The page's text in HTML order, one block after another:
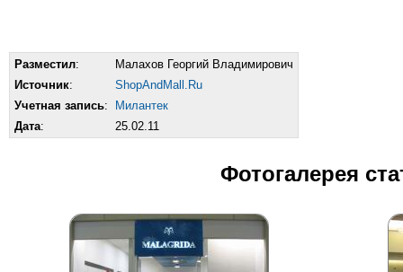
Разместил:
Малахов Георгий Владимирович
Источник:
ShopAndMall.Ru
Учетная запись:
Милантек
Дата: 25.02.11
Фотогалерея